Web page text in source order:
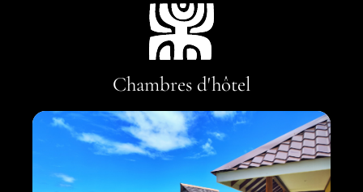
Chambres d'hôtel